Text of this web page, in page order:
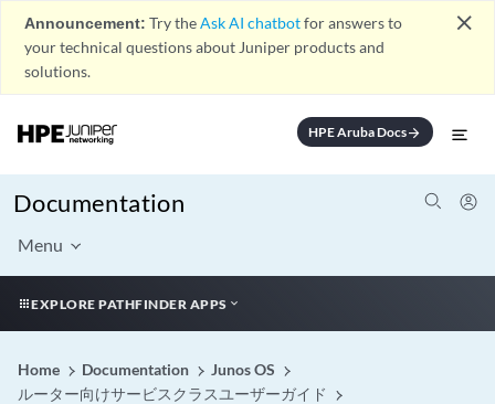
Announcement: Try theAsk AI chatbotfor answers to
your technical questions about Juniper products and
solutions.
close
HPE Aruba Docsarrow_forward
Documentation
Menu
EXPLORE PATHFINDER APPS
Home Documentation
Junos OS
ルーター向けサービスクラスユーザーガイド